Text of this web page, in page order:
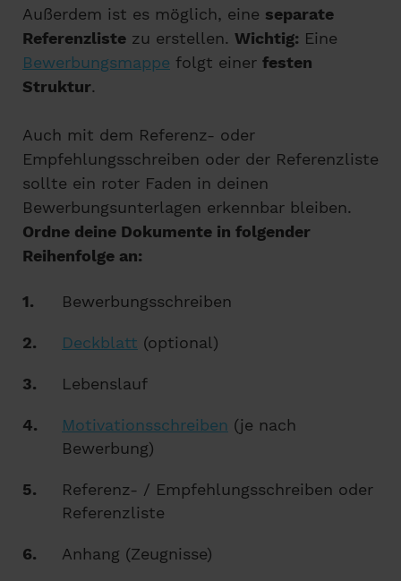
Außerdem ist es möglich, eine separate
Referenzliste zu erstellen. Wichtig: Eine
Bewerbungsmappe folgt einer festen
Struktur.
Auch mit dem Referenz- oder
Empfehlungsschreiben oder der Referenzliste
sollte ein roter Faden in deinen
Bewerbungsunterlagen erkennbar bleiben.
Ordne deine Dokumente in folgender
Reihenfolge an:
Bewerbungsschreiben
Deckblatt (optional)
Lebenslauf
Motivationsschreiben (je nach
Bewerbung)
Referenz- / Empfehlungsschreiben oder
Referenzliste
Anhang (Zeugnisse)